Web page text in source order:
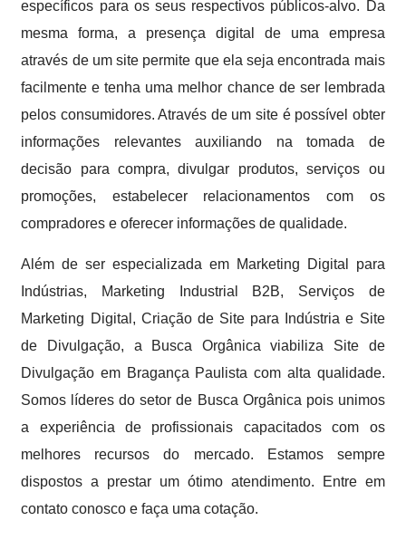
específicos para os seus respectivos públicos-alvo. Da
mesma forma, a presença digital de uma empresa
através de um site permite que ela seja encontrada mais
facilmente e tenha uma melhor chance de ser lembrada
pelos consumidores. Através de um site é possível obter
informações relevantes auxiliando na tomada de
decisão para compra, divulgar produtos, serviços ou
promoções, estabelecer relacionamentos com os
compradores e oferecer informações de qualidade.
Além de ser especializada em Marketing Digital para
Indústrias, Marketing Industrial B2B, Serviços de
Marketing Digital, Criação de Site para Indústria e Site
de Divulgação, a Busca Orgânica viabiliza Site de
Divulgação em Bragança Paulista com alta qualidade.
Somos líderes do setor de Busca Orgânica pois unimos
a experiência de profissionais capacitados com os
melhores recursos do mercado. Estamos sempre
dispostos a prestar um ótimo atendimento. Entre em
contato conosco e faça uma cotação.